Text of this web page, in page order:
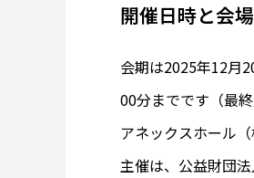
開催日時と会場
会期は2025年12月
00分までです（最
アネックスホール
主催は、公益財団